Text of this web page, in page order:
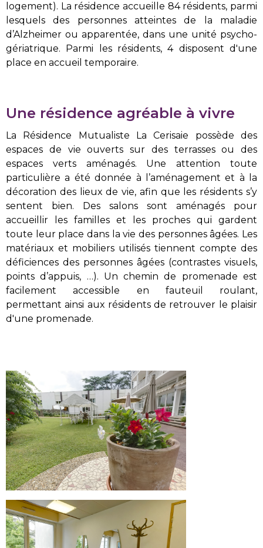
logement). La résidence accueille 84 résidents, parmi
lesquels des personnes atteintes de la maladie
d’Alzheimer ou apparentée, dans une unité psycho-
gériatrique. Parmi les résidents, 4 disposent d'une
place en accueil temporaire.
Une résidence agréable à vivre
La Résidence Mutualiste La Cerisaie possède des
espaces de vie ouverts sur des terrasses ou des
espaces verts aménagés. Une attention toute
particulière a été donnée à l’aménagement et à la
décoration des lieux de vie, afin que les résidents s’y
sentent bien. Des salons sont aménagés pour
accueillir les familles et les proches qui gardent
toute leur place dans la vie des personnes âgées. Les
matériaux et mobiliers utilisés tiennent compte des
déficiences des personnes âgées (contrastes visuels,
points d’appuis, …). Un chemin de promenade est
facilement accessible en fauteuil roulant,
permettant ainsi aux résidents de retrouver le plaisir
d'une promenade.